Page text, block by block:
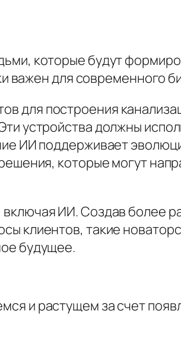
которые будут
важен для современного
для построения
устройства должны
ИИ поддерживает
которые могут
ИИ. Создав более
клиентов, такие
будущее.
и растущем за счет